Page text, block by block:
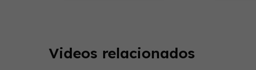
Videos relacionados